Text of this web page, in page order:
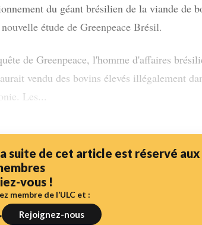
du géant brésilien de la viande de
étude de Greenpeace Brésil.
de Greenpeace, l'homme d'affaires
vendu des bovins élevés illégalement
Les...
suite de cet article est réservé aux
vous !
membre de l’ULC et :
Rejoignez-nous